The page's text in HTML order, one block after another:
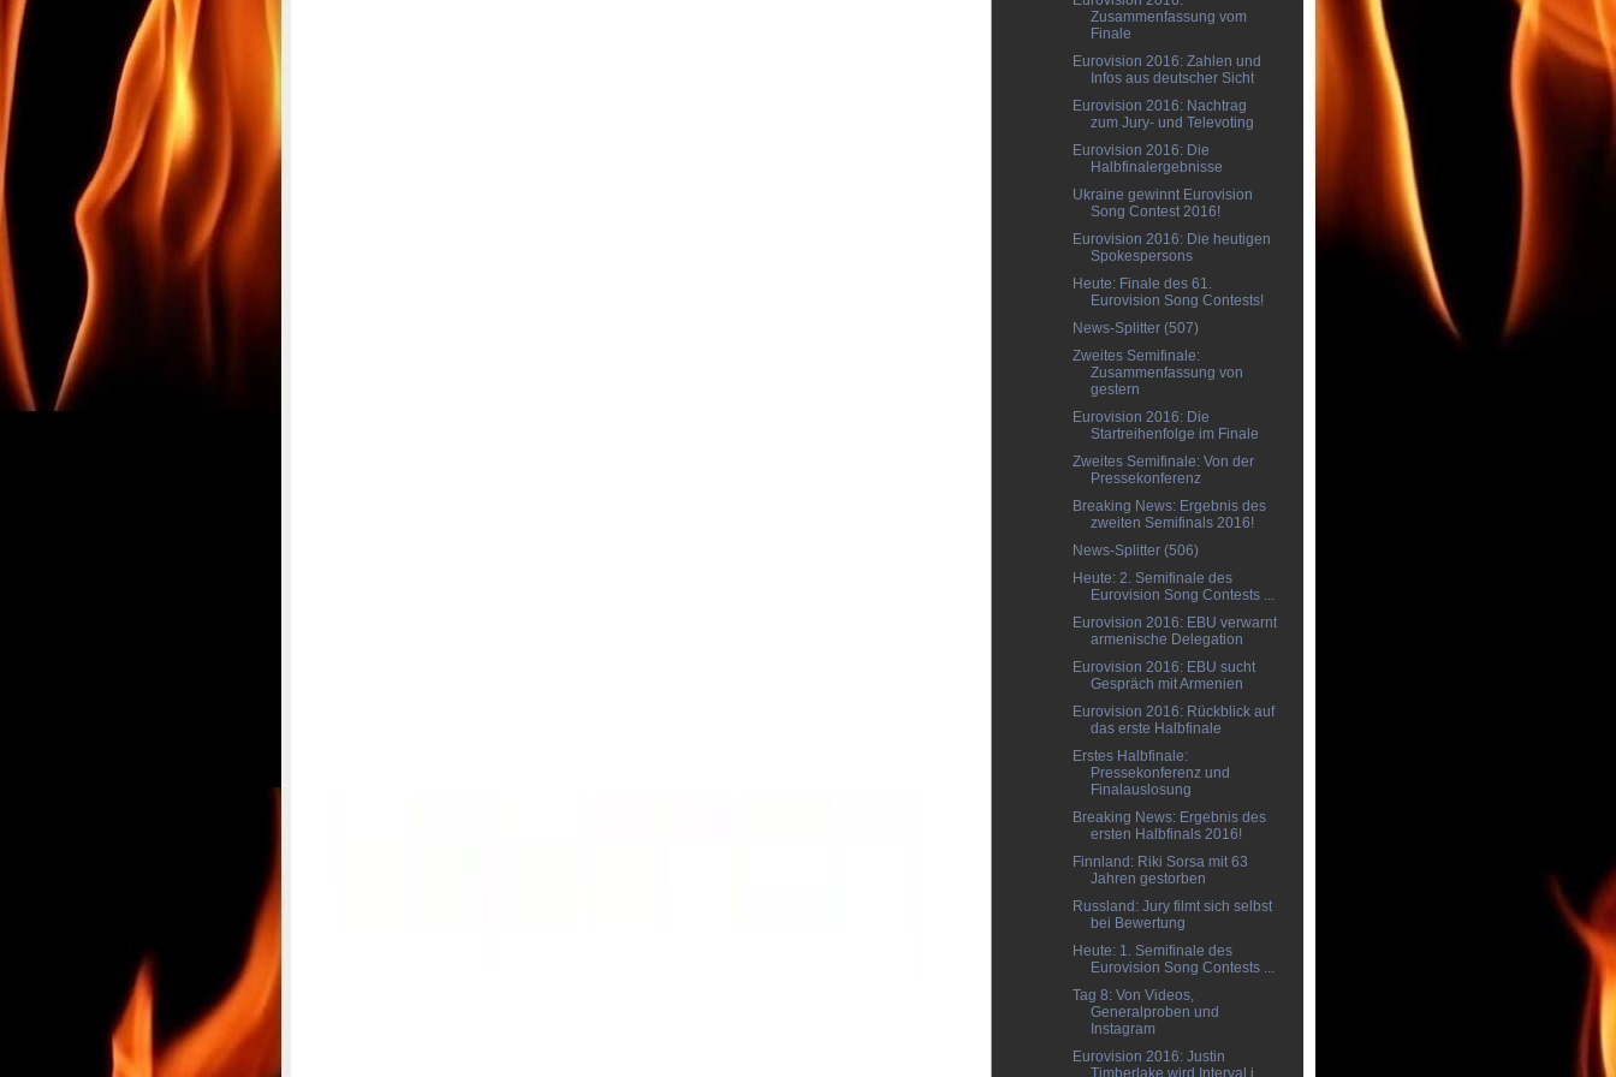
Zusammenfassung vom
Finale
Eurovision 2016: Zahlen und
Infos aus deutscher Sicht
Eurovision 2016: Nachtrag
zum Jury- und Televoting
Eurovision 2016: Die
Halbfinalergebnisse
Ukraine gewinnt Eurovision
Song Contest 2016!
Eurovision 2016: Die heutigen
Spokespersons
Heute: Finale des 61.
Eurovision Song Contests!
News-Splitter (507)
Zweites Semifinale:
Zusammenfassung von
gestern
Eurovision 2016: Die
Startreihenfolge im Finale
Zweites Semifinale: Von der
Pressekonferenz
Breaking News: Ergebnis des
zweiten Semifinals 2016!
News-Splitter (506)
Heute: 2. Semifinale des
Eurovision Song Contests ...
Eurovision 2016: EBU verwarnt
armenische Delegation
Eurovision 2016: EBU sucht
Gespräch mit Armenien
Eurovision 2016: Rückblick auf
das erste Halbfinale
Erstes Halbfinale:
Pressekonferenz und
Finalauslosung
Breaking News: Ergebnis des
ersten Halbfinals 2016!
Finnland: Riki Sorsa mit 63
Jahren gestorben
Russland: Jury filmt sich selbst
bei Bewertung
Heute: 1. Semifinale des
Eurovision Song Contests ...
Tag 8: Von Videos,
Generalproben und
Instagram
Eurovision 2016: Justin
Timberlake wird Interval i...